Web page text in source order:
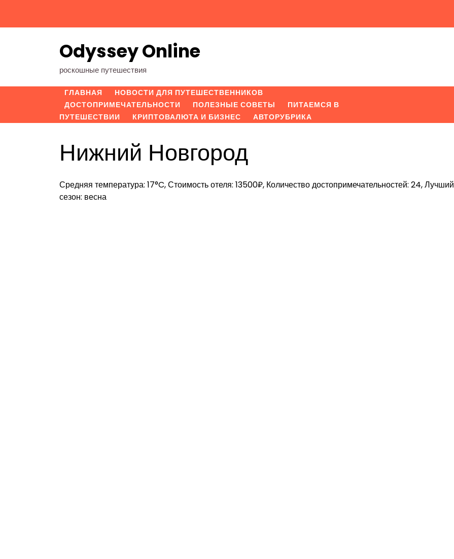
содержимому
Odyssey Online
роскошные путешествия
ГЛАВНАЯ
НОВОСТИ ДЛЯ ПУТЕШЕСТВЕННИКОВ
ДОСТОПРИМЕЧАТЕЛЬНОСТИ
ПОЛЕЗНЫЕ СОВЕТЫ
ПИТАЕМСЯ В
ПУТЕШЕСТВИИ
КРИПТОВАЛЮТА И БИЗНЕС АВТОРУБРИКА
Нижний Новгород
Средняя температура: 17°C, Стоимость отеля: 13500₽, Количество достопримечательностей: 24, Лучший
сезон: весна